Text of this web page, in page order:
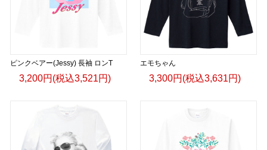
ピンクベアー(Jessy) 長袖 ロンT
3,200円(税込3,521円)
エモちゃん
3,300円(税込3,631円)